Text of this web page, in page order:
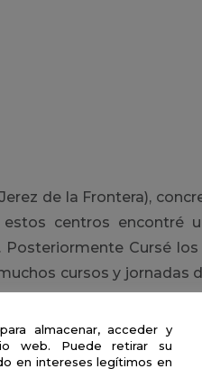
de la Frontera),
centros encontré
Cursé
cursos y jornadas
almacenar, acceder y
web. Puede retirar su
en intereses legítimos en